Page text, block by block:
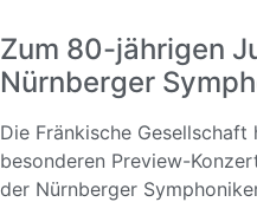
Zum 80-jährigen
Nürnberger
Die Fränkische
besonderen Preview-
der Nürnberger